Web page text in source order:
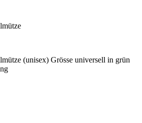
(unisex) Grösse universell in grün